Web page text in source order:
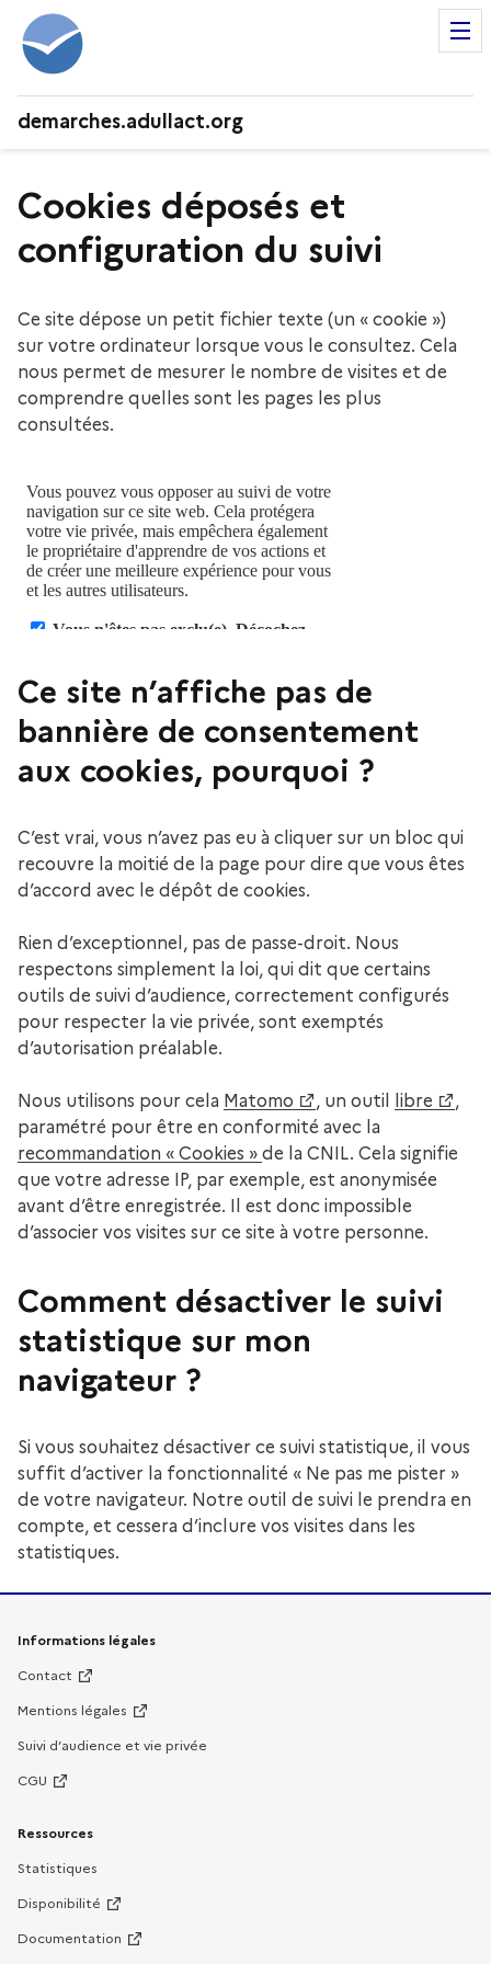
demarches.adullact.org
Cookies déposés et
configuration du suivi
Ce site dépose un petit fichier texte (un « cookie »)
sur votre ordinateur lorsque vous le consultez. Cela
nous permet de mesurer le nombre de visites et de
comprendre quelles sont les pages les plus
consultées.
Ce site n’affiche pas de
bannière de consentement
aux cookies, pourquoi ?
C’est vrai, vous n’avez pas eu à cliquer sur un bloc qui
recouvre la moitié de la page pour dire que vous êtes
d’accord avec le dépôt de cookies.
Rien d’exceptionnel, pas de passe-droit. Nous
respectons simplement la loi, qui dit que certains
outils de suivi d’audience, correctement configurés
pour respecter la vie privée, sont exemptés
d’autorisation préalable.
Nous utilisons pour cela Matomo , un outil libre
,
paramétré pour être en conformité avec la
recommandation « Cookies » de la CNIL. Cela signifie
que votre adresse IP, par exemple, est anonymisée
avant d’être enregistrée. Il est donc impossible
d’associer vos visites sur ce site à votre personne.
Comment désactiver le suivi
statistique sur mon
navigateur ?
Si vous souhaitez désactiver ce suivi statistique, il vous
suffit d’activer la fonctionnalité « Ne pas me pister »
de votre navigateur. Notre outil de suivi le prendra en
compte, et cessera d’inclure vos visites dans les
statistiques.
Informations légales
Contact
Mentions légales
Suivi d’audience et vie privée
CGU
Ressources
Statistiques
Disponibilité
Documentation